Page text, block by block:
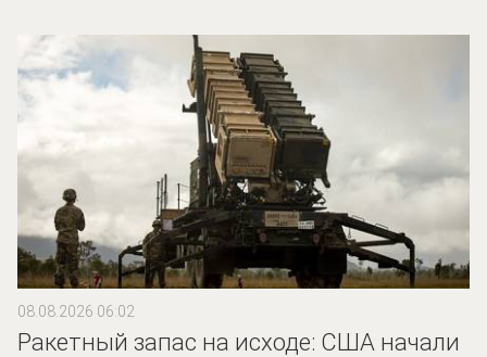
08.08.2026 06:02
Ракетный запас на исходе: США начали